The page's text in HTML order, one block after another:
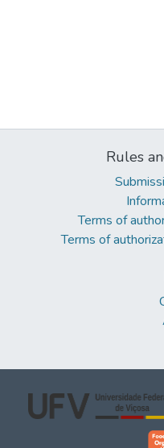
Rules
Terms of
Terms of